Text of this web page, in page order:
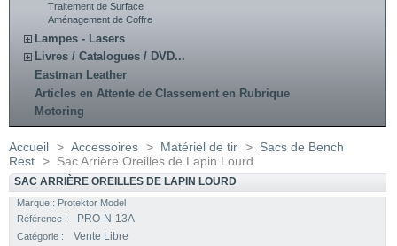
Traitement de Surface
Aménagement de Coffre
Lampes - Lasers
Livres / Catalogues / DVD...
Eastman Leather
Articles en Attente de Classement en Rubrique
Motoring
Accueil > Accessoires > Matériel de tir > Sacs de Bench
Rest > Sac Arrière Oreilles de Lapin Lourd
SAC ARRIÈRE OREILLES DE LAPIN LOURD
Marque : Protektor Model
Référence :
PRO-N-13A
Catégorie :
Vente Libre